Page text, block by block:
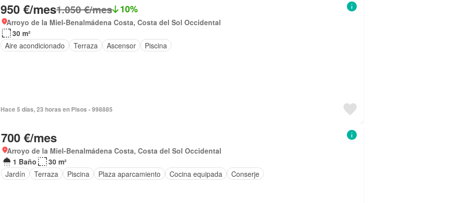
950 €/mes1.050 €/mes 10%
Arroyo de la Miel-Benalmádena Costa, Costa del Sol Occidental
30 m²
Aire acondicionado
Terraza Ascensor Piscina
Hace 5 días, 23 horas en Pisos - 998885
700 €/mes
Arroyo de la Miel-Benalmádena Costa, Costa del Sol Occidental
1 Baño
30 m²
Jardín
Terraza Piscina Plaza aparcamiento Cocina equipada Conserje